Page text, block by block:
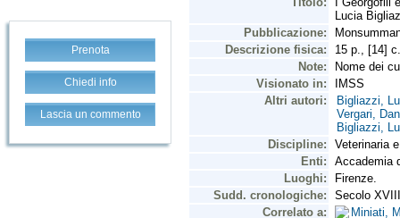
Prenota
Chiedi info
Lascia un commento